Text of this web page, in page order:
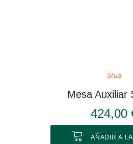
Stua
Mesa Auxiliar
424,00
AÑADIR A